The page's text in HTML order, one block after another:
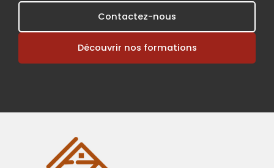
Contactez-nous
Découvrir nos formations